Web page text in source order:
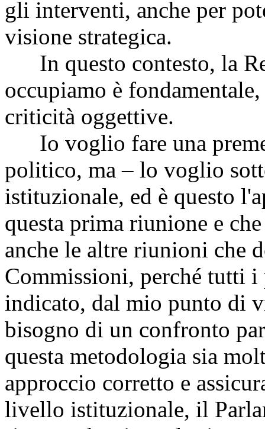
gli interventi, anche per
visione strategica.
In questo contesto, la
occupiamo è
criticità oggettive.
Io voglio fare una
politico, ma – lo voglio
istituzionale, ed è questo
questa prima riunione e
anche le altre riunioni che
Commissioni, perché tutti i
indicato, dal mio punto di
bisogno di un confronto
questa metodologia sia
approccio corretto e
livello istituzionale, il